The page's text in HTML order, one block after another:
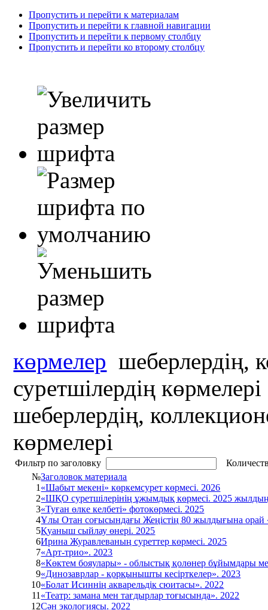
Пропустить и перейти к материалам
Пропустить и перейти к главной навигации
Пропустить и перейти к первому столбцу
Пропустить и перейти ко второму столбцу
көрмелер шеберлердің,
суретшілердің көрмелері
шеберлердің,
көрмелері
Фильтр по заголовку
№Заголовок материала
1«Шабыт мекені» көркемсурет көрмесі. 2026
2«ШҚО суретшілерінің ұжымдық көрмесі. 2025
3«Туған өлке келбеті» фотокөрмесі. 2025
4Ұлы Отан соғысындағы Жеңістің 80 жылдығына орай
5Қуаныш сыйлау өнері. 2025
6Ирина Журавлеваның суреттер көрмесі. 2025
7«Арт-трио». 2023
8«Көктем бояулары» - облыстық қолөнер бұйымдары
9«Динозаврлар - қорқынышты кесірткелер». 2023
10«Болат Исиннің акварельдік сюитасы». 2022
11«Театр: замана мен тағдырлар тоғысында». 2022
12Сән экологиясы. 2022